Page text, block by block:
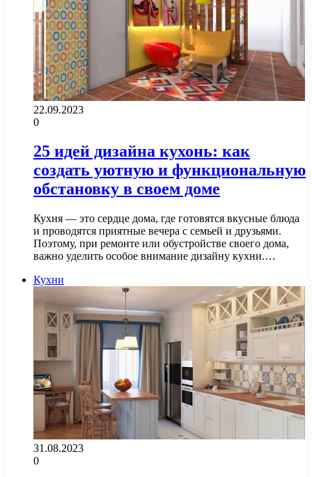
22.09.2023
0
25 идей дизайна кухонь: как
создать уютную и функциональную
обстановку в своем доме
Кухня — это сердце дома, где готовятся вкусные блюда
и проводятся приятные вечера с семьей и друзьями.
Поэтому, при ремонте или обустройстве своего дома,
важно уделить особое внимание дизайну кухни.…
Кухни
31.08.2023
0